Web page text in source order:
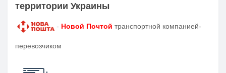
территории Украины
- Новой Почтой транспортной компанией-
перевозчиком